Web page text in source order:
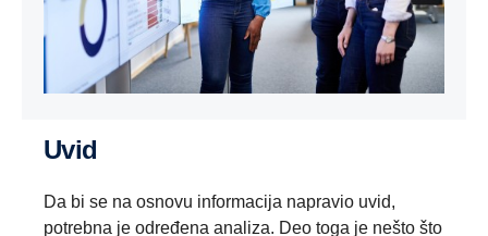
Uvid
Da bi se na osnovu informacija napravio uvid,
potrebna je određena analiza. Deo toga je nešto što